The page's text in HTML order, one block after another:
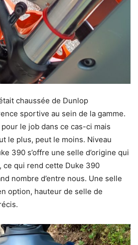
chaussée de Dunlop
sportive au sein de la gamme.
le job dans ce cas-ci mais
le plus, peut le moins. Niveau
390 s’offre une selle d’origine qui
ce qui rend cette Duke 390
nombre d’entre nous. Une selle
option, hauteur de selle de